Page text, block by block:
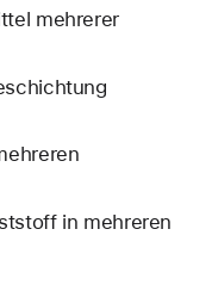
mehrerer
in mehreren